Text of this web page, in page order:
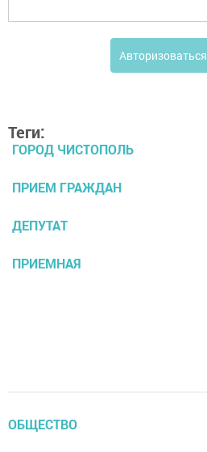
Авторизоваться
Теги:
ГОРОД ЧИСТОПОЛЬ
ПРИЕМ ГРАЖДАН
ДЕПУТАТ
ПРИЕМНАЯ
ОБЩЕСТВО